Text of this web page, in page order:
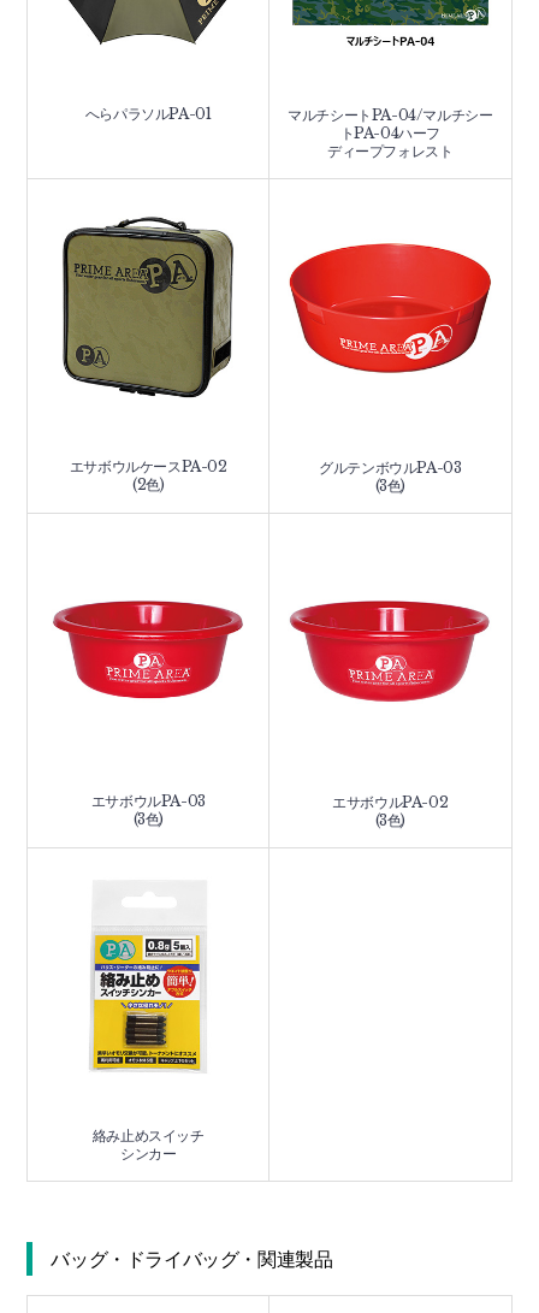
へらパラソルPA-01
マルチシートPA-04/マルチシー
トPA-04ハーフ
ディープフォレスト
エサボウルケースPA-02
(2色)
グルテンボウルPA-03
(3色)
エサボウルPA-03
(3色)
エサボウルPA-02
(3色)
絡み止めスイッチ
シンカー
バッグ・ドライバッグ・関連製品